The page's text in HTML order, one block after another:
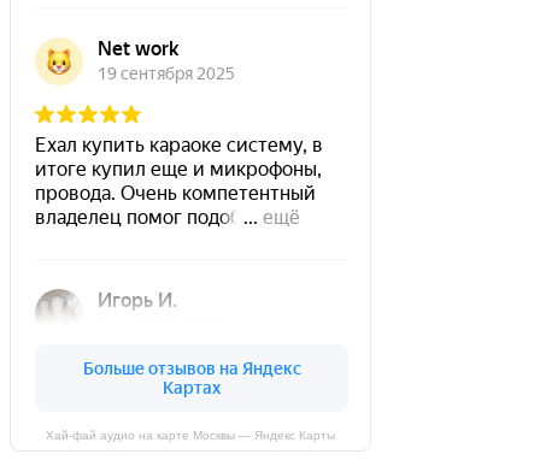
Хай-фай аудио на карте Москвы — Яндекс Карты